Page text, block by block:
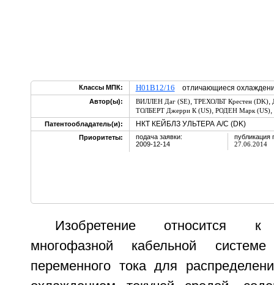
Классы МПК: H01B12/16 отличающиеся
Автор(ы): ВИЛЛЕН Даг (SE), ТРЕХОЛЬТ Крестен (DK),
ТОЛБЕРТ Джерри К (US), РОДЕН Марк (US),
Патентообладатель(и):
НКТ КЕЙБЛЗ УЛЬТЕРА А/С (DK)
Приоритеты:
подача заявки:
2009-12-14
публикация
27.06.2014
Изобретение относится к
многофазной кабельной
переменного тока для